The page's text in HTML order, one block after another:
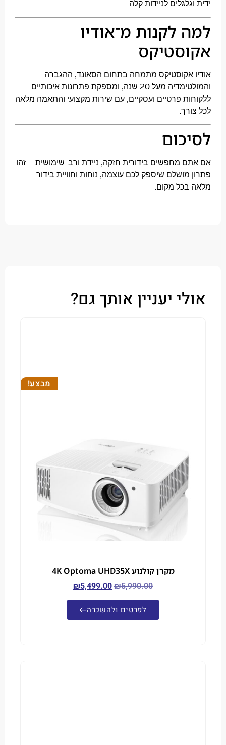
לניידות קלה
לקנות מ־אודיו
מתמחה בתחום הסאונד, ההגברה
והמולטימדיה מעל 20 שנה, ומספקת פתרונות איכותיים
פרטיים ועסקיים, עם שירות מקצועי והתאמה מלאה
מחפשים בידורית חזקה, ניידת ורב-שימושית – זהו
שיספק לכם עוצמה, נוחות וחוויית בידור
מקום.
יעניין אותך גם?
מקרן קולנוע 4K Optoma UHD35X
₪
₪5,499.00
לפרטים ולהשכרה